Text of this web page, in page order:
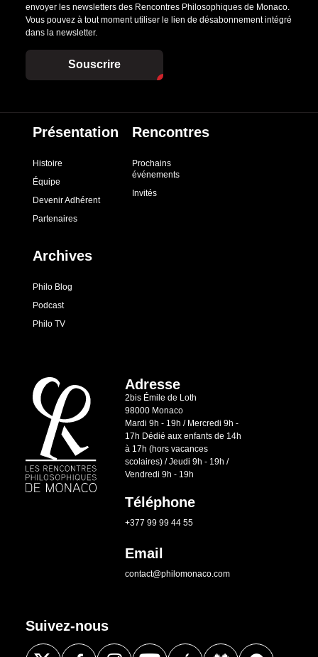
envoyer les newsletters des Rencontres Philosophiques de Monaco.
Vous pouvez à tout moment utiliser le lien de désabonnement intégré
dans la newsletter.
Souscrire
Présentation
Histoire
Équipe
Devenir Adhérent
Partenaires
Rencontres
Prochains
événements
Invités
Archives
Philo Blog
Podcast
Philo TV
Adresse
2bis Émile de Loth
98000 Monaco
Mardi 9h - 19h / Mercredi 9h -
17h Dédié aux enfants de 14h
à 17h (hors vacances
scolaires) / Jeudi 9h - 19h /
Vendredi 9h - 19h
Téléphone
+377 99 99 44 55
Email
contact@philomonaco.com
Suivez-nous